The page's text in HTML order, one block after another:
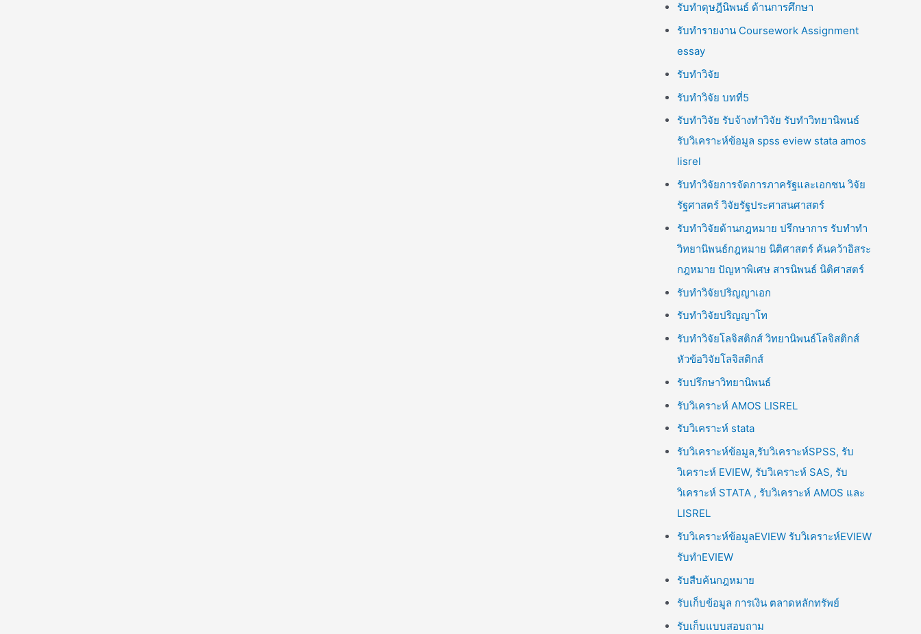
รับทำดุษฎีนิพนธ์ ด้านการศึกษา
รับทำรายงาน Coursework Assignment
essay
รับทำวิจัย
รับทำวิจัย บทที่5
รับทำวิจัย รับจ้างทำวิจัย รับทำวิทยานิพนธ์
รับวิเคราะห์ข้อมูล spss eview stata amos
lisrel
รับทำวิจัยการจัดการภาครัฐและเอกชน วิจัย
รัฐศาสตร์ วิจัยรัฐประศาสนศาสตร์
รับทำวิจัยด้านกฎหมาย ปรึกษาการ รับทำทำ
วิทยานิพนธ์กฎหมาย นิติศาสตร์ ค้นคว้าอิสระ
กฎหมาย ปัญหาพิเศษ สารนิพนธ์ นิติศาสตร์
รับทำวิจัยปริญญาเอก
รับทำวิจัยปริญญาโท
รับทำวิจัยโลจิสติกส์ วิทยานิพนธ์โลจิสติกส์
หัวข้อวิจัยโลจิสติกส์
รับปรึกษาวิทยานิพนธ์
รับวิเคราะห์ AMOS LISREL
รับวิเคราะห์ stata
รับวิเคราะห์ข้อมูล,รับวิเคราะห์SPSS, รับ
วิเคราะห์ EVIEW, รับวิเคราะห์ SAS, รับ
วิเคราะห์ STATA , รับวิเคราะห์ AMOS และ
LISREL
รับวิเคราะห์ข้อมูลEVIEW รับวิเคราะห์EVIEW
รับทำEVIEW
รับสืบค้นกฎหมาย
รับเก็บข้อมูล การเงิน ตลาดหลักทรัพย์
รับเก็บแบบสอบถาม